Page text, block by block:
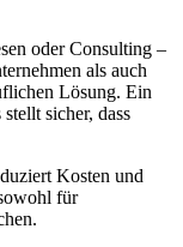
oder Consulting –
als auch
Lösung. Ein
sicher, dass
Kosten und
für